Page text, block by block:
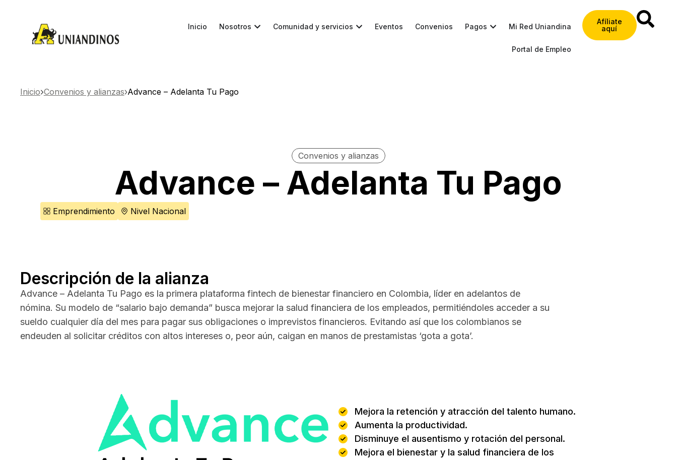
Inicio Nosotros Comunidad y servicios Eventos Convenios Pagos Mi Red Uniandina
Portal de Empleo
Afíliate
aquí
Inicio Convenios y alianzas Advance – Adelanta Tu Pago
Convenios y alianzas
Advance – Adelanta Tu Pago
Emprendimiento Nivel Nacional
Descripción de la alianza
Advance – Adelanta Tu Pago es la primera plataforma fintech de bienestar financiero en Colombia, líder en adelantos de
nómina. Su modelo de “salario bajo demanda” busca mejorar la salud financiera de los empleados, permitiéndoles acceder a su
sueldo cualquier día del mes para pagar sus obligaciones o imprevistos financieros. Evitando así que los colombianos se
endeuden al solicitar créditos con altos intereses o, peor aún, caigan en manos de prestamistas ‘gota a gota’.
Mejora la retención y atracción del talento humano.
Aumenta la productividad.
Disminuye el ausentismo y rotación del personal.
Mejora el bienestar y la salud financiera de los